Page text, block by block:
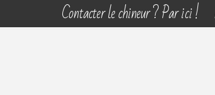
Contacter le chineur ? Par ici !